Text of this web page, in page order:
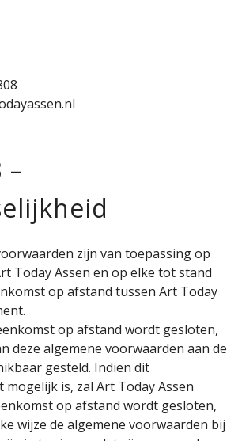
zijn van toepassing op
Today Assen en op elke tot stand
op afstand tussen Art Today
op afstand wordt gesloten,
deze algemene voorwaarden aan de
gesteld. Indien dit
is, zal Art Today Assen
op afstand wordt gesloten,
wijze de algemene voorwaarden bij